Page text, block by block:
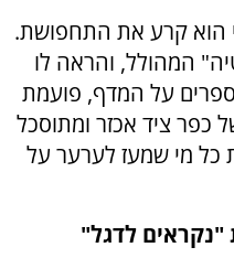
הוא קרע את התחפושת.
המהולל, והראה לו
על המדף, פועמת
כפר ציד אכזר ומתוסכל
מי שמעז לערער על
"נקראים לדגל"